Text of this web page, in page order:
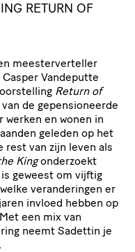
RETURN OF
meesterverteller
Casper Vandeputte
Return of
de gepensioneerde
werken en wonen in
geleden op het
rest van zijn leven als
Kingonderzoekt
geweest om vijftig
veranderingen er
invloed hebben op
een mix van
neemt Sadettin je